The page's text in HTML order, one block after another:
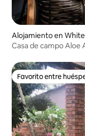
Alojamiento en
Casa de campo Aloe
Favorito entre
Favorito entre